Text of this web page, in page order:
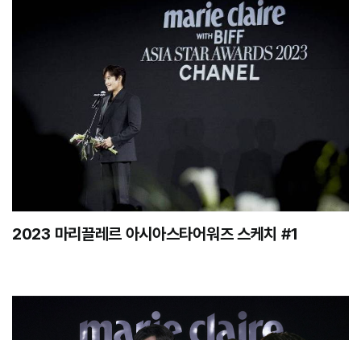
2023 마리끌레르 아시아스타어워즈 스케치 #1